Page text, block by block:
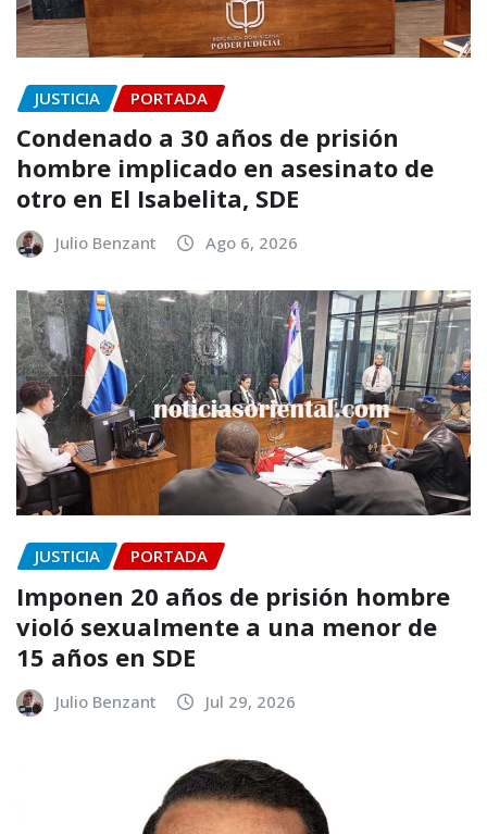
JUSTICIA PORTADA
Condenado a 30 años de prisión
hombre implicado en asesinato de
otro en El Isabelita, SDE
Julio Benzant Ago 6, 2026
JUSTICIA PORTADA
Imponen 20 años de prisión hombre
violó sexualmente a una menor de
15 años en SDE
Julio Benzant Jul 29, 2026